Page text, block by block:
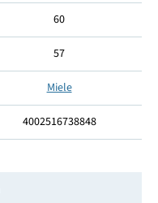
60
57
Miele
4002516738848